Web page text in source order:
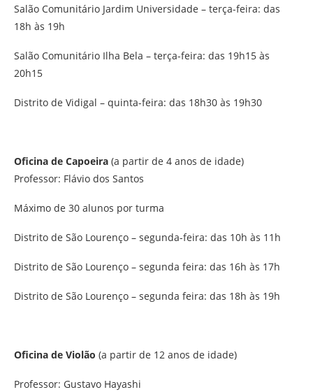
Salão Comunitário Jardim Universidade – terça-feira: das
18h às 19h
Salão Comunitário Ilha Bela – terça-feira: das 19h15 às
20h15
Distrito de Vidigal – quinta-feira: das 18h30 às 19h30
Oficina de Capoeira (a partir de 4 anos de idade)
Professor: Flávio dos Santos
Máximo de 30 alunos por turma
Distrito de São Lourenço – segunda-feira: das 10h às 11h
Distrito de São Lourenço – segunda feira: das 16h às 17h
Distrito de São Lourenço – segunda feira: das 18h às 19h
Oficina de Violão (a partir de 12 anos de idade)
Professor: Gustavo Hayashi